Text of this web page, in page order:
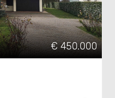
€ 450.000